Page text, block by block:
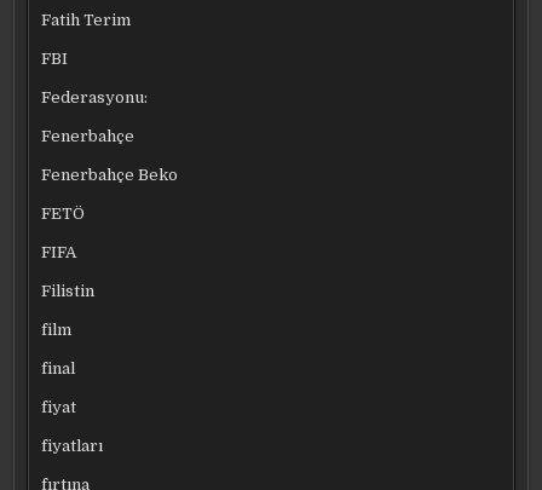
Fatih Terim
FBI
Federasyonu:
Fenerbahçe
Fenerbahçe Beko
FETÖ
FIFA
Filistin
film
final
fiyat
fiyatları
fırtına